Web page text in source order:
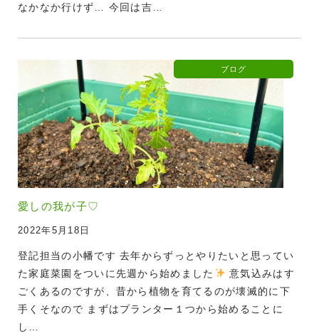
なかなか行けず… 今回は吉…
愛しの我が子♡
ブログ
2022年5月18日
登記担当の小幡です 去年からずっとやりたいと思ってい
た家庭菜園をついに先週から始めました
意気込みはす
ごくあるのですが、昔から植物を育てるのが壊滅的に下
手くそなので まずはプランター１つから始めることに
し…